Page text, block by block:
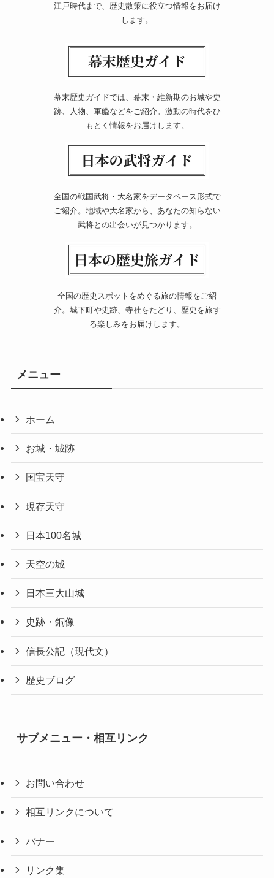
江戸時代まで、歴史散策に役立つ情報をお届け
します。
幕末歴史ガイドでは、幕末・維新期のお城や史
跡、人物、軍艦などをご紹介。激動の時代をひ
もとく情報をお届けします。
全国の戦国武将・大名家をデータベース形式で
ご紹介。地域や大名家から、あなたの知らない
武将との出会いが見つかります。
全国の歴史スポットをめぐる旅の情報をご紹
介。城下町や史跡、寺社をたどり、歴史を旅す
る楽しみをお届けします。
メニュー
ホーム
お城・城跡
国宝天守
現存天守
日本100名城
天空の城
日本三大山城
史跡・銅像
信長公記（現代文）
歴史ブログ
サブメニュー・相互リンク
お問い合わせ
相互リンクについて
バナー
リンク集